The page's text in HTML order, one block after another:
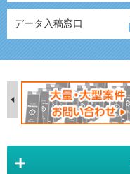
データ入稿窓口